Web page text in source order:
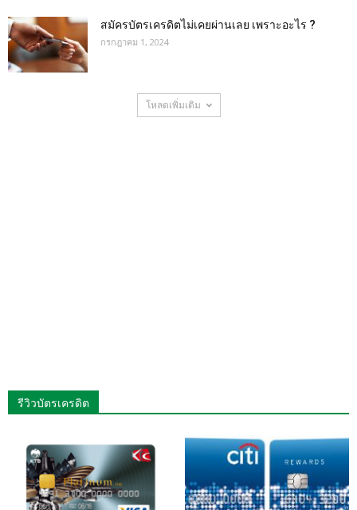
สมัครบัตรเครดิตไม่เคยผ่านเลย เพราะอะไร ?
กรกฎาคม 1, 2024
โหลดเพิ่มเติม
รีวิวบัตรเครดิต